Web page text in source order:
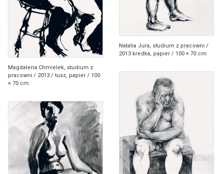
Zofia Karpowicz
Marcin Koszałka
Paweł Krzywdziak
Anna Kusztra
M
Edyta Mąsior
Estera Mrówka
N
Szymon Nowak
O
Dorota Ogonowska
Natalia Jura, studium z pracowni /
2013 kredka, papier / 100 × 70 cm
Magdalena Chmielek, studium z
pracowni / 2013 / tusz, papier / 100
× 70 cm